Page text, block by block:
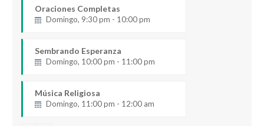
Oraciones Completas
Domingo, 9:30 pm - 10:00 pm
Sembrando Esperanza
Domingo, 10:00 pm - 11:00 pm
Música Religiosa
Domingo, 11:00 pm - 12:00 am